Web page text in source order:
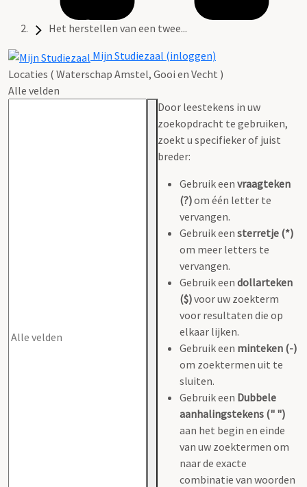
Het herstellen van een twee...
Mijn Studiezaal (inloggen)
Locaties ( Waterschap Amstel, Gooi en Vecht )
Alle velden
Door leestekens in uw
zoekopdracht te gebruiken,
zoekt u specifieker of juist
breder:
Gebruik een vraagteken
(?)om één letter te
vervangen.
Gebruik een sterretje (*)
om meer letters te
vervangen.
Gebruik een dollarteken
($)voor uw zoekterm
voor resultaten die op
elkaar lijken.
Gebruik een minteken (-)
om zoektermen uit te
sluiten.
Gebruik een Dubbele
aanhalingstekens (" ")
aan het begin en einde
van uw zoektermen om
naar de exacte
combinatie van woorden